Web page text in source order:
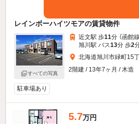
レインボーハイツモアの賃貸物件
すべての写真
近文駅 歩11分 （函館線
旭川駅 バス13分 歩2
北海道旭川市緑町15
2階建 / 13年7ヶ月 / 木造
駐車場あり
5.7万円